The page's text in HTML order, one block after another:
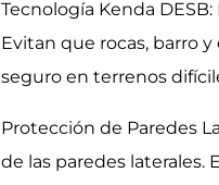
Tecnología Kenda
Evitan que rocas, barro
seguro en terrenos
Protección de Paredes
de las paredes